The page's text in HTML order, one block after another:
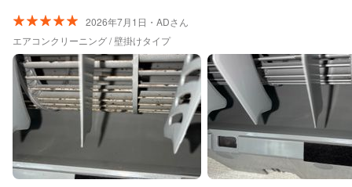
の作業でしたが、とても丁寧に対応していただきました。 これで
安心して夏を迎えられそうです。ありがとうございました。
2026年7月1日・ADさん
エアコンクリーニング / 壁掛けタイプ